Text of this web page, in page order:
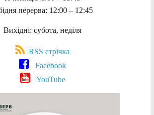
перерва: 12:00 – 12:45
Вихідні: субота, неділя
RSS стрічка
Facebook
YouTube